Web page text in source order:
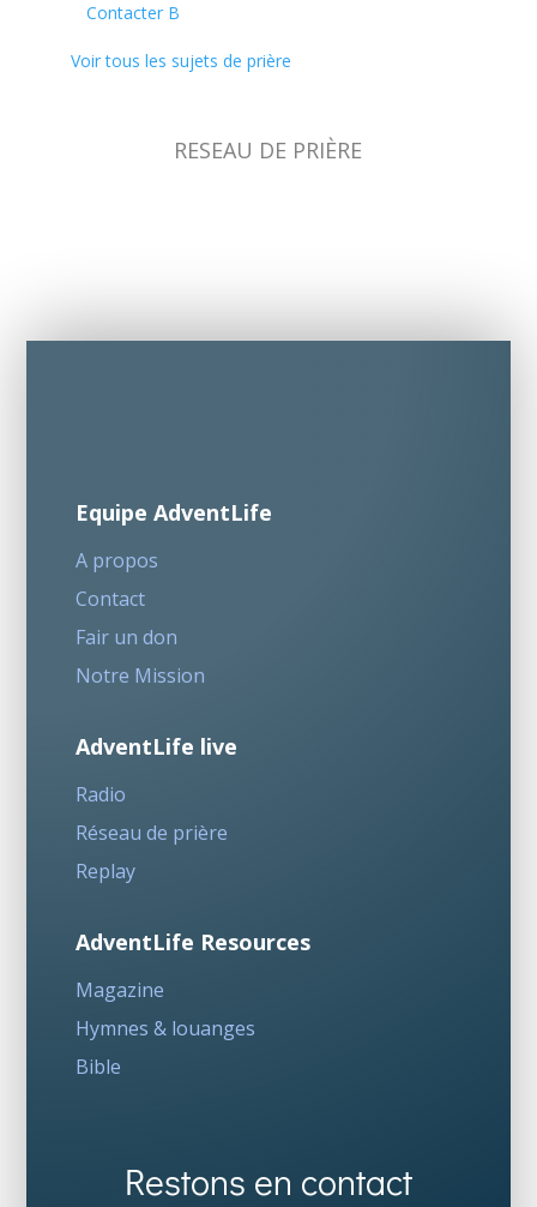
Contacter B
Voir tous les sujets de prière
RESEAU DE PRIÈRE
Equipe AdventLife
A propos
Contact
Fair un don
Notre Mission
AdventLife live
Radio
Réseau de prière
Replay
AdventLife Resources
Magazine
Hymnes & louanges
Bible
Restons en contact